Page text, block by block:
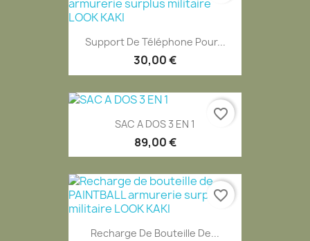
Support De Téléphone Pour...
30,00 €
SAC A DOS 3 EN 1
89,00 €
favorite_border
Recharge De Bouteille De...
favorite_border